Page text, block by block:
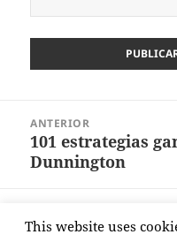
entradas
ANTERIOR
Entrada
anterior:
101 estrategias
Dunnington
Entrada
Curso de
This website uses